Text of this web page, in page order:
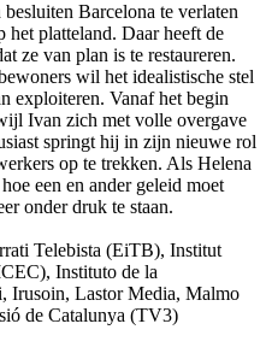
Barcelona te verlaten
het platteland. Daar heeft de
ze van plan is te restaureren.
wil het idealistische stel
exploiteren. Vanaf het begin
Ivan zich met volle overgave
springt hij in zijn nieuwe rol
op te trekken. Als Helena
een en ander geleid moet
onder druk te staan.
Telebista (EiTB), Institut
Instituto de la
Irusoin, Lastor Media, Malmo
de Catalunya (TV3)